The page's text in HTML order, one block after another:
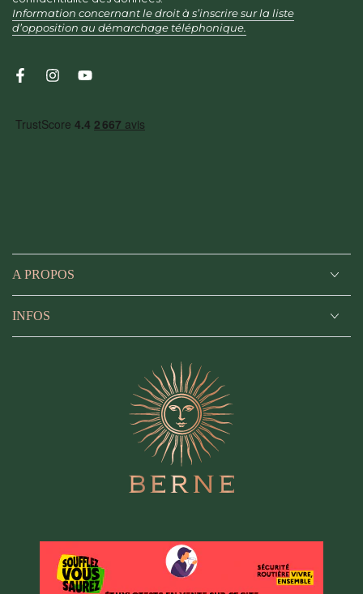
A PROPOS
INFOS
ici
Information concernant le droit à s’inscrire sur la liste
d’opposition au démarchage téléphonique.
FacebookInstagramYouTube